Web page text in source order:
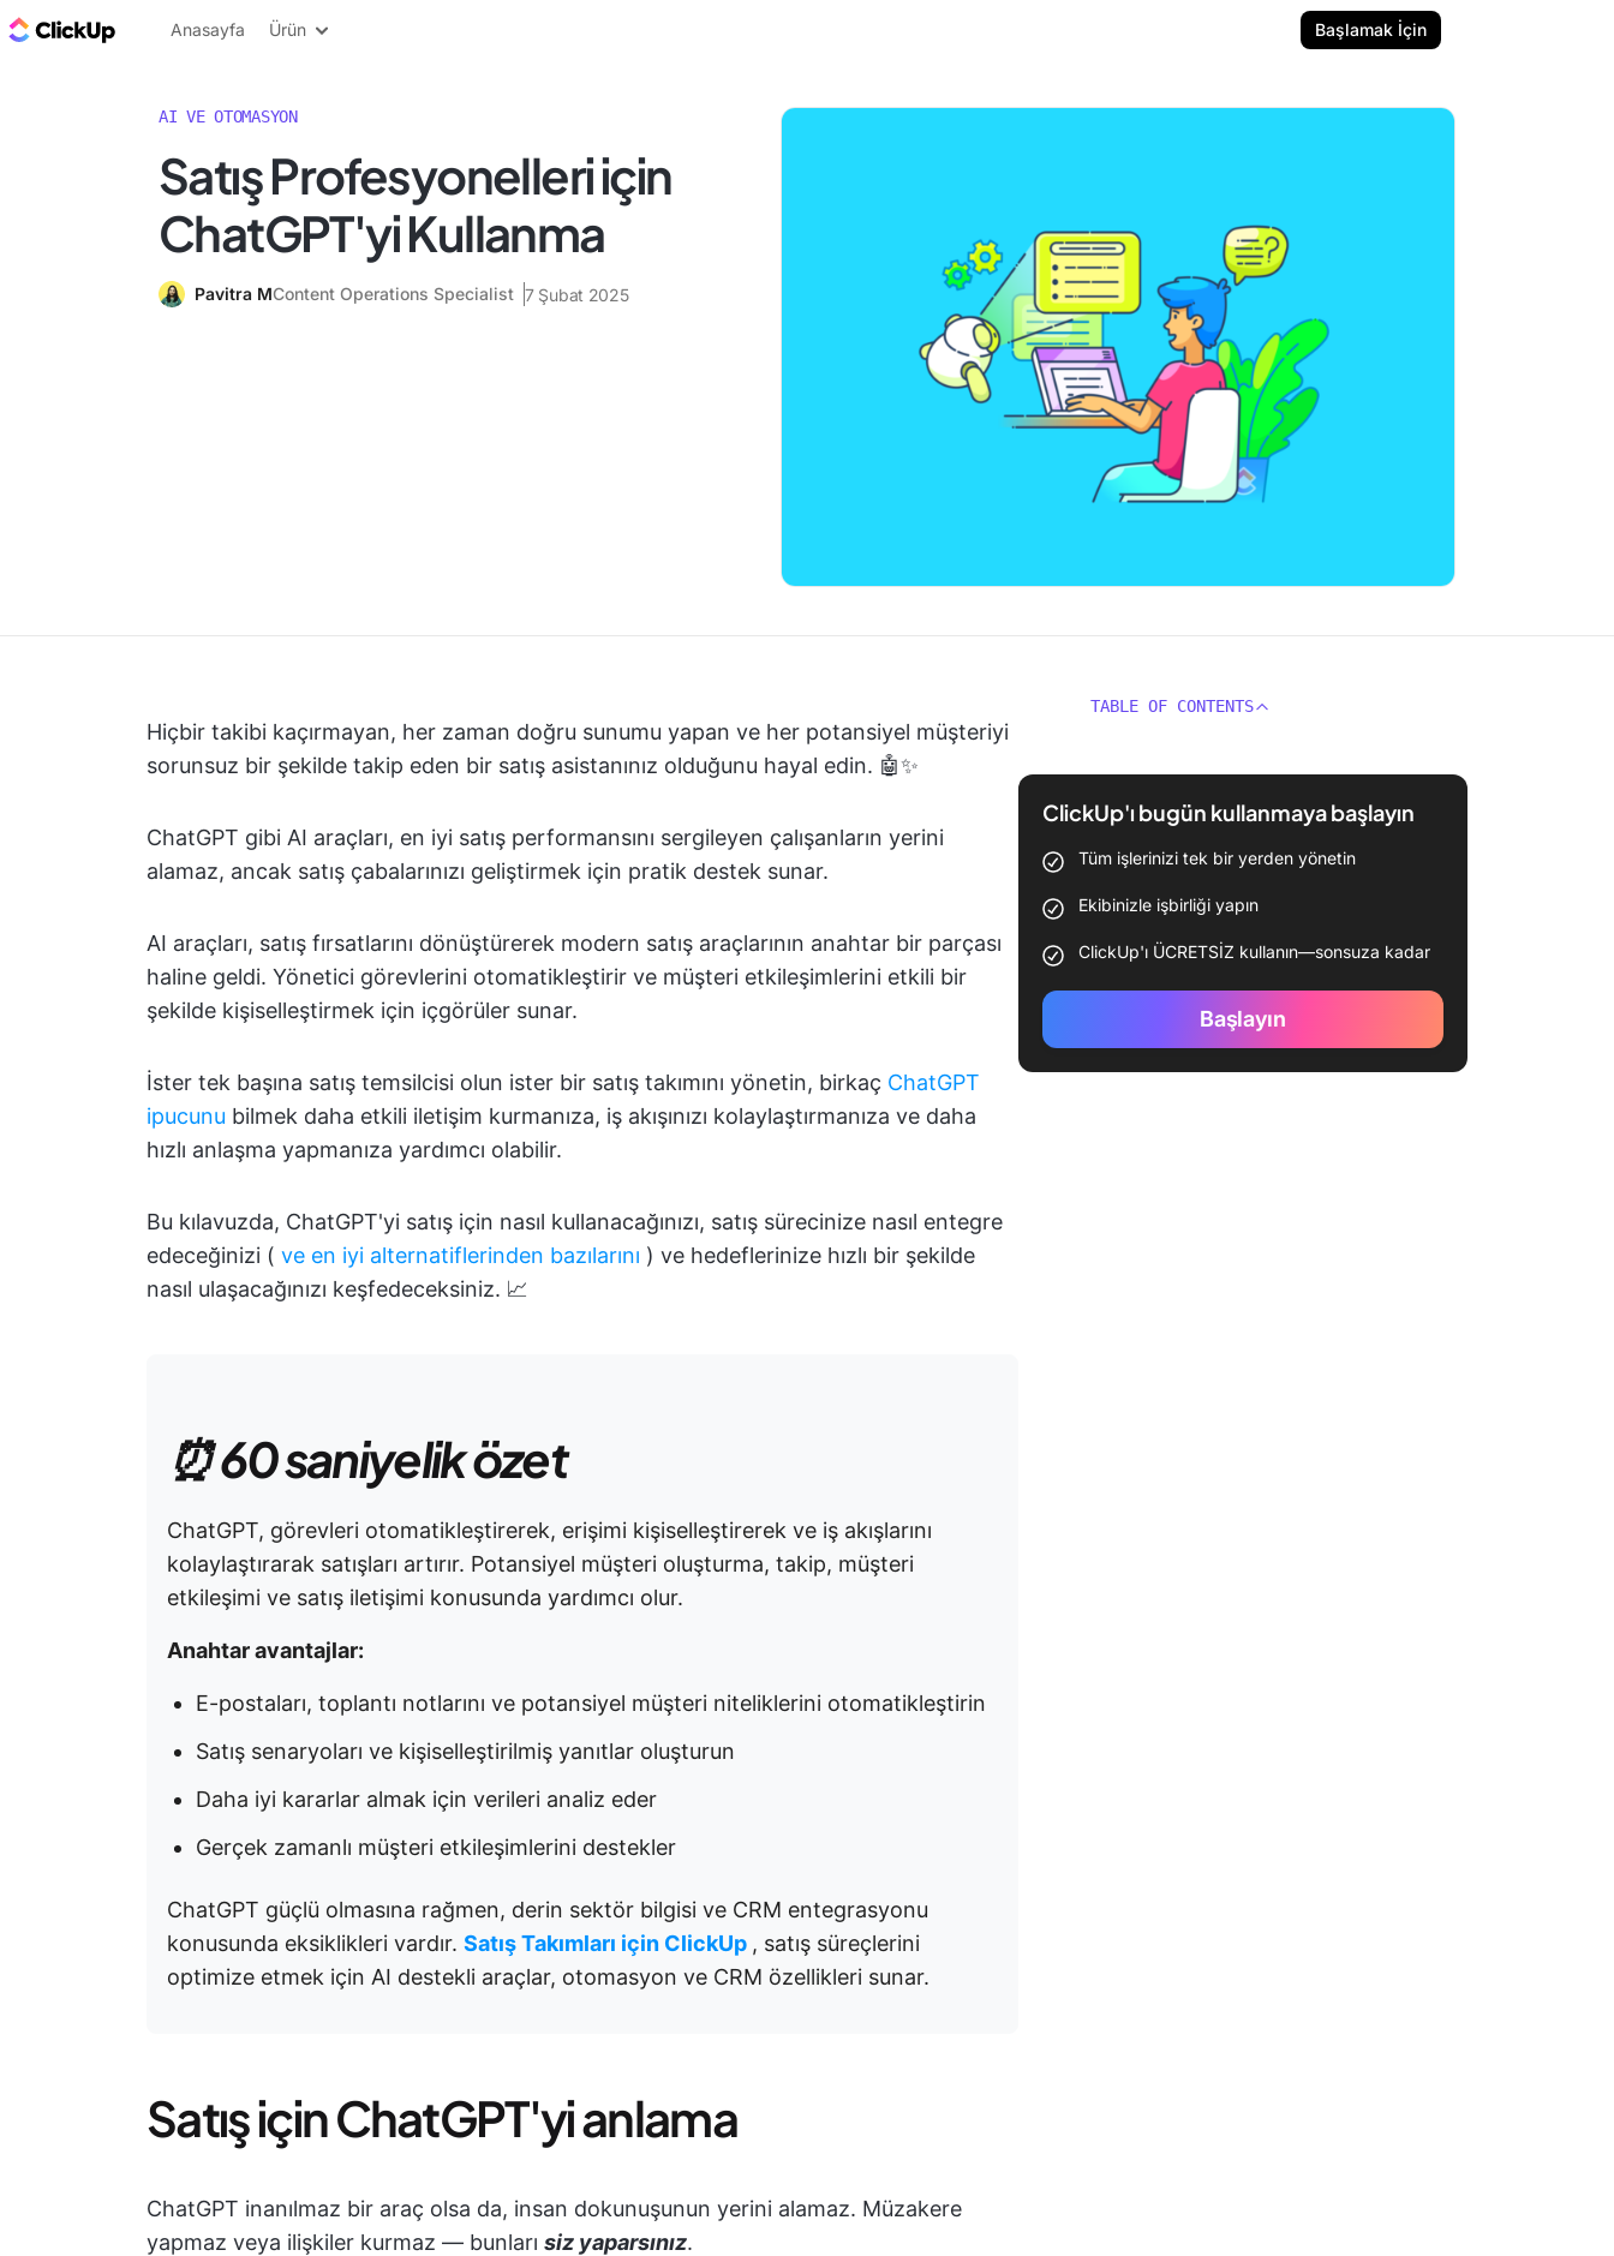
ClickUp Blog
Anasayfa Ürün Başlamak İçin
AI VE OTOMASYON
Satış Profesyonelleri için
ChatGPT'yi Kullanma
Pavitra MContent Operations Specialist 7 Şubat 2025
Hiçbir takibi kaçırmayan, her zaman doğru sunumu yapan ve her potansiyel müşteriyi
sorunsuz bir şekilde takip eden bir satış asistanınız olduğunu hayal edin. 🤖✨
ChatGPT gibi AI araçları, en iyi satış performansını sergileyen çalışanların yerini
alamaz, ancak satış çabalarınızı geliştirmek için pratik destek sunar.
AI araçları, satış fırsatlarını dönüştürerek modern satış araçlarının anahtar bir parçası
haline geldi. Yönetici görevlerini otomatikleştirir ve müşteri etkileşimlerini etkili bir
şekilde kişiselleştirmek için içgörüler sunar.
İster tek başına satış temsilcisi olun ister bir satış takımını yönetin, birkaç ChatGPT
ipucunu bilmek daha etkili iletişim kurmanıza, iş akışınızı kolaylaştırmanıza ve daha
hızlı anlaşma yapmanıza yardımcı olabilir.
Bu kılavuzda, ChatGPT'yi satış için nasıl kullanacağınızı, satış sürecinize nasıl entegre
edeceğinizi ( ve en iyi alternatiflerinden bazılarını ) ve hedeflerinize hızlı bir şekilde
nasıl ulaşacağınızı keşfedeceksiniz. 📈
⏰ 60 saniyelik özet
ChatGPT, görevleri otomatikleştirerek, erişimi kişiselleştirerek ve iş akışlarını
kolaylaştırarak satışları artırır. Potansiyel müşteri oluşturma, takip, müşteri
etkileşimi ve satış iletişimi konusunda yardımcı olur.
Anahtar avantajlar:
E-postaları, toplantı notlarını ve potansiyel müşteri niteliklerini otomatikleştirin
Satış senaryoları ve kişiselleştirilmiş yanıtlar oluşturun
Daha iyi kararlar almak için verileri analiz eder
Gerçek zamanlı müşteri etkileşimlerini destekler
ChatGPT güçlü olmasına rağmen, derin sektör bilgisi ve CRM entegrasyonu
konusunda eksiklikleri vardır. Satış Takımları için ClickUp , satış süreçlerini
optimize etmek için AI destekli araçlar, otomasyon ve CRM özellikleri sunar.
Satış için ChatGPT'yi anlama
ChatGPT inanılmaz bir araç olsa da, insan dokunuşunun yerini alamaz. Müzakere
yapmaz veya ilişkiler kurmaz — bunları siz yaparsınız.
TABLE OF CONTENTS
ClickUp'ı bugün kullanmaya başlayın
Tüm işlerinizi tek bir yerden yönetin
Ekibinizle işbirliği yapın
ClickUp'ı ÜCRETSİZ kullanın—sonsuza kadar
Başlayın